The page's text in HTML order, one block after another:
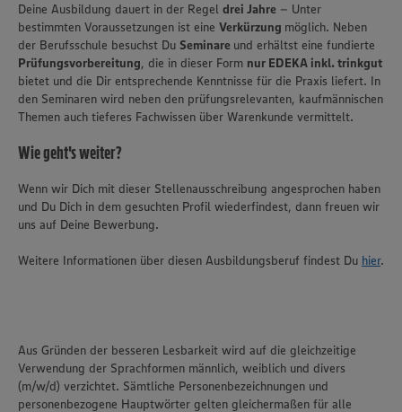
Wir setzen Cookies und andere Technologien ein, um Ihnen
Deine Ausbildung dauert in der Regel drei Jahre – Unter
bestimmten Voraussetzungen ist eine Verkürzung möglich. Neben
der Berufsschule besuchst Du Seminare und erhältst eine fundierte
Prüfungsvorbereitung, die in dieser Form nur EDEKA inkl. trinkgut
bietet und die Dir entsprechende Kenntnisse für die Praxis liefert. In
den Seminaren wird neben den prüfungsrelevanten, kaufmännischen
Themen auch tieferes Fachwissen über Warenkunde vermittelt.
Wie geht's weiter?
Wenn wir Dich mit dieser Stellenausschreibung angesprochen haben
und Du Dich in dem gesuchten Profil wiederfindest, dann freuen wir
uns auf Deine Bewerbung.
Weitere Informationen über diesen Ausbildungsberuf findest Du hier.
Aus Gründen der besseren Lesbarkeit wird auf die gleichzeitige
Verwendung der Sprachformen männlich, weiblich und divers
(m/w/d) verzichtet. Sämtliche Personenbezeichnungen und
personenbezogene Hauptwörter gelten gleichermaßen für alle